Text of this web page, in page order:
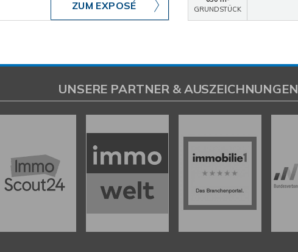
ZUM EXPOSÉ
GRUNDSTÜCK
UNSERE PARTNER & AUSZEICHNUNGEN